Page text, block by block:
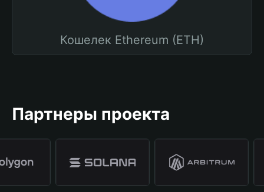
Кошелек Ethereum (ETH)
Партнеры проекта